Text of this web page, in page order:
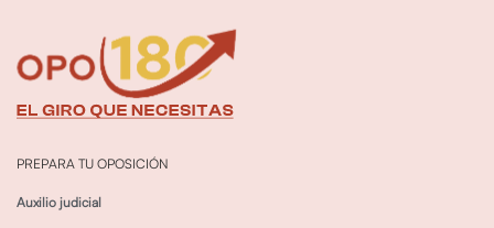
PREPARA TU OPOSICIÓN
Auxilio judicial